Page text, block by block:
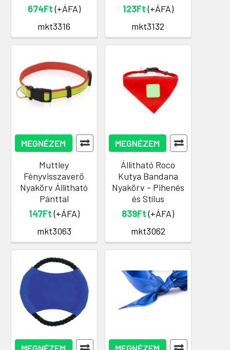
674Ft(+ÁFA)
mkt3316
123Ft(+ÁFA)
mkt3132
MEGNÉZEM
Muttley
Fényvisszaverő
Nyakörv Állítható
Pánttal
147Ft(+ÁFA)
mkt3063
MEGNÉZEM
Állítható Roco
Kutya Bandana
Nyakörv - Pihenés
és Stílus
839Ft(+ÁFA)
mkt3062
MEGNÉZEM MEGNÉZEM